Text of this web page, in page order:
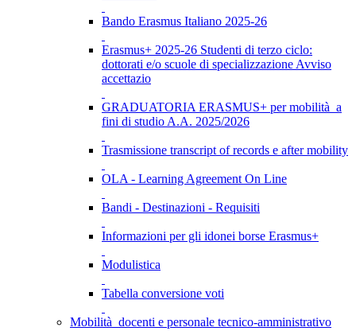
Bando Erasmus Italiano 2025-26
Erasmus+ 2025-26 Studenti di terzo ciclo:
dottorati e/o scuole di specializzazione Avviso
accettazio
GRADUATORIA ERASMUS+ per mobilità a
fini di studio A.A. 2025/2026
Trasmissione transcript of records e after mobility
OLA - Learning Agreement On Line
Bandi - Destinazioni - Requisiti
Informazioni per gli idonei borse Erasmus+
Modulistica
Tabella conversione voti
Mobilità docenti e personale tecnico-amministrativo